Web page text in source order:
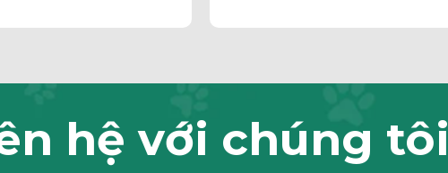
hệ với chúng tôi